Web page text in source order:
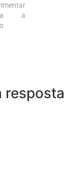
a
resposta